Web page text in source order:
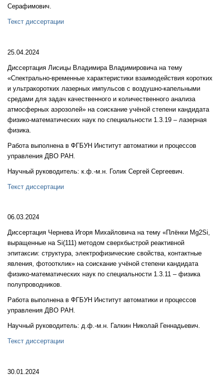
Серафимович.
Текст диссертации
25.04.2024
Диссертация Лисицы Владимира Владимировича на тему
«Спектрально-временные характеристики взаимодействия коротких
и ультракоротких лазерных импульсов с воздушно-капельными
средами для задач качественного и количественного анализа
атмосферных аэрозолей» на соискание учёной степени кандидата
физико-математических наук по специальности 1.3.19 – лазерная
физика.
Работа выполнена в ФГБУН Институт автоматики и процессов
управления ДВО РАН.
Научный руководитель: к.ф.-м.н. Голик Сергей Сергеевич.
Текст диссертации
06.03.2024
Диссертация Чернева Игоря Михайловича на тему «Плёнки Mg2Si,
выращенные на Si(111) методом сверхбыстрой реактивной
эпитаксии: структура, электрофизические свойства, контактные
явления, фотоотклик» на соискание учёной степени кандидата
физико-математических наук по специальности 1.3.11 – физика
полупроводников.
Работа выполнена в ФГБУН Институт автоматики и процессов
управления ДВО РАН.
Научный руководитель: д.ф.-м.н. Галкин Николай Геннадьевич.
Текст диссертации
30.01.2024